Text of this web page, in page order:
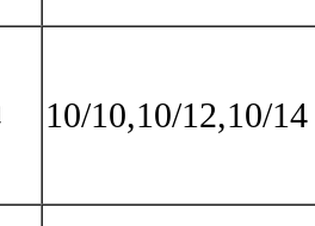
10/10,10/12,10/